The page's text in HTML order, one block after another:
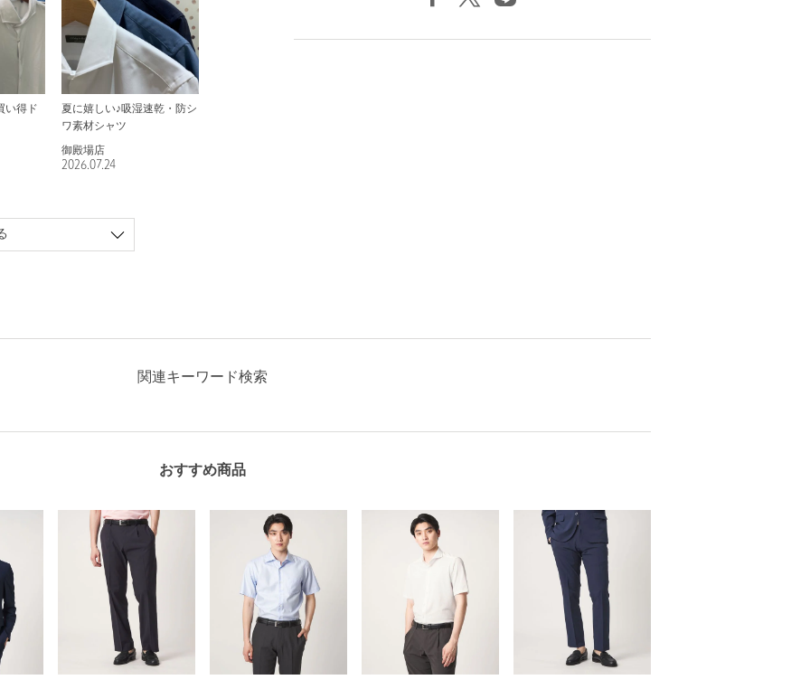
い得ド
夏に嬉しい♪吸湿速乾・防シ
ワ素材シャツ
御殿場店
2026.07.24
関連キーワード検索
おすすめ商品